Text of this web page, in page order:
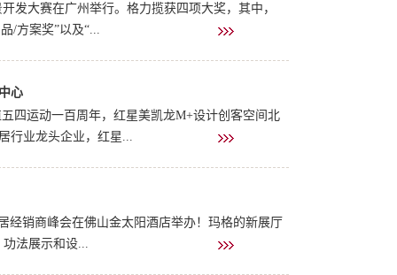
成为重庆市家居装修...
发大赛在广州举行。格力揽获四项大奖，其中，
/方案奖”以及“...
2曲美家居×旧物仓合作签约仪式顺利举行5月22
心
四运动一百周年，红星美凯龙M+设计创客空间北
行业龙头企业，红星...
经销商峰会在佛山金太阳酒店举办！玛格的新展厅
法展示和设...